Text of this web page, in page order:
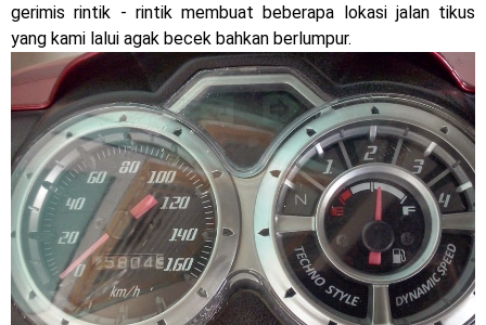
dan YZF-R1M model 2025 !
Begini penampakan livery Kawasaki Ninja ZX-25RR KRT
Edition 2025
Berkenalan dengan KTM 990 RC R, jagoan baru dari KTM !
Yamaha Rilis New R15M versi 2024, makin sangar !
Penampakan tim Red Bull KTM Factory Racing musim 2024 !
MotoGP : Francesco Bagnaia Juara Dunia MotoGP musim
gerimis rintik - rintik membuat beberapa lokasi jalan tikus
yang kami lalui agak becek bahkan berlumpur.